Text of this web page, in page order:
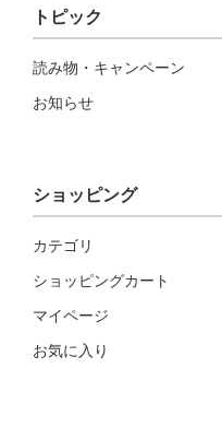
トピック
読み物・キャンペーン
お知らせ
ショッピング
カテゴリ
ショッピングカート
マイページ
お気に入り